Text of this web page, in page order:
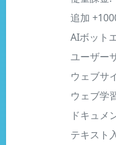
AIボット
ユーザー
ウェブサ
ウェブ学
ドキュメ
テキスト
多言語AI